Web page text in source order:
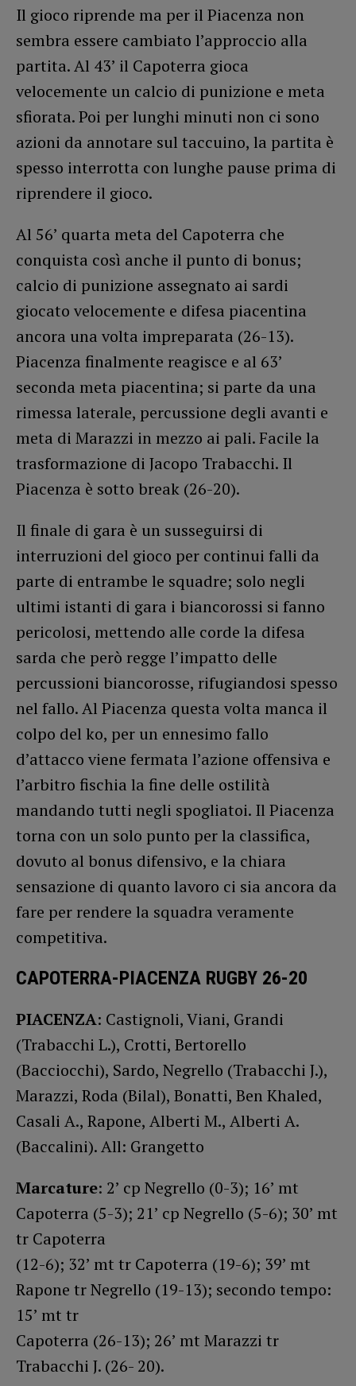
Il gioco riprende ma per il Piacenza non
sembra essere cambiato l’approccio alla
partita. Al 43’ il Capoterra gioca
velocemente un calcio di punizione e meta
sfiorata. Poi per lunghi minuti non ci sono
azioni da annotare sul taccuino, la partita è
spesso interrotta con lunghe pause prima di
riprendere il gioco.
Al 56’ quarta meta del Capoterra che
conquista così anche il punto di bonus;
calcio di punizione assegnato ai sardi
giocato velocemente e difesa piacentina
ancora una volta impreparata (26-13).
Piacenza finalmente reagisce e al 63’
seconda meta piacentina; si parte da una
rimessa laterale, percussione degli avanti e
meta di Marazzi in mezzo ai pali. Facile la
trasformazione di Jacopo Trabacchi. Il
Piacenza è sotto break (26-20).
Il finale di gara è un susseguirsi di
interruzioni del gioco per continui falli da
parte di entrambe le squadre; solo negli
ultimi istanti di gara i biancorossi si fanno
pericolosi, mettendo alle corde la difesa
sarda che però regge l’impatto delle
percussioni biancorosse, rifugiandosi spesso
nel fallo. Al Piacenza questa volta manca il
colpo del ko, per un ennesimo fallo
d’attacco viene fermata l’azione offensiva e
l’arbitro fischia la fine delle ostilità
mandando tutti negli spogliatoi. Il Piacenza
torna con un solo punto per la classifica,
dovuto al bonus difensivo, e la chiara
sensazione di quanto lavoro ci sia ancora da
fare per rendere la squadra veramente
competitiva.
CAPOTERRA-PIACENZA RUGBY 26-20
PIACENZA: Castignoli, Viani, Grandi
(Trabacchi L.), Crotti, Bertorello
(Bacciocchi), Sardo, Negrello (Trabacchi J.),
Marazzi, Roda (Bilal), Bonatti, Ben Khaled,
Casali A., Rapone, Alberti M., Alberti A.
(Baccalini). All: Grangetto
Marcature: 2’ cp Negrello (0-3); 16’ mt
Capoterra (5-3); 21’ cp Negrello (5-6); 30’ mt
tr Capoterra
(12-6); 32’ mt tr Capoterra (19-6); 39’ mt
Rapone tr Negrello (19-13); secondo tempo:
15’ mt tr
Capoterra (26-13); 26’ mt Marazzi tr
Trabacchi J. (26- 20).